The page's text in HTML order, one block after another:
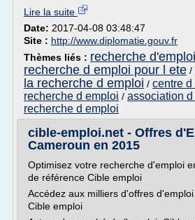
Lire la suite
Date: 2017-04-08 03:48:47
Site : http://www.diplomatie.gouv.fr
Thèmes liés : recherche
recherche d emploi pour l ete /
la recherche d emploi / centre d
recherche d emploi / association
recherche d emploi
cible-emploi.net - Offres
Cameroun en 2015
Optimisez votre recherche d'emploi
de référence Cible emploi
Accédez aux milliers d'offres
Cible emploi